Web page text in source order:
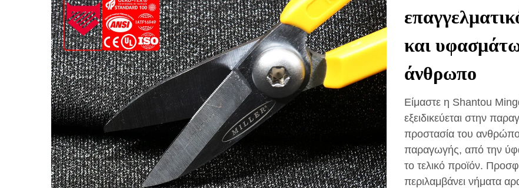
και
άνθρωπο
Είμαστε η Shantou
εξειδικεύεται στην
προστασία του
παραγωγής, από την
το τελικό προϊόν.
περιλαμβάνει νήματα